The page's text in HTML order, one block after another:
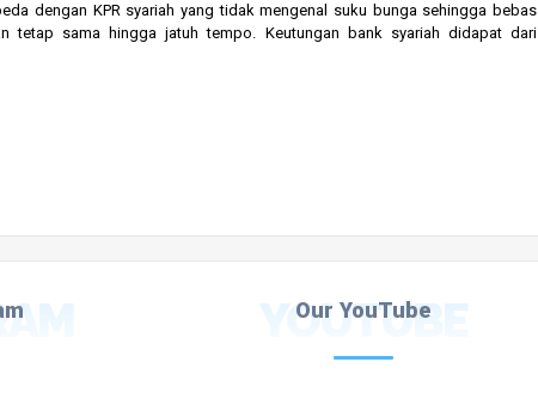
dengan KPR syariah yang tidak mengenal suku bunga sehingga bebas
tetap sama hingga jatuh tempo. Keutungan bank syariah didapat dari
Our YouTube
YOUTUBE